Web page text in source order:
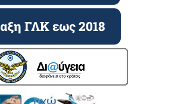
ΓΛΚ εως 2018